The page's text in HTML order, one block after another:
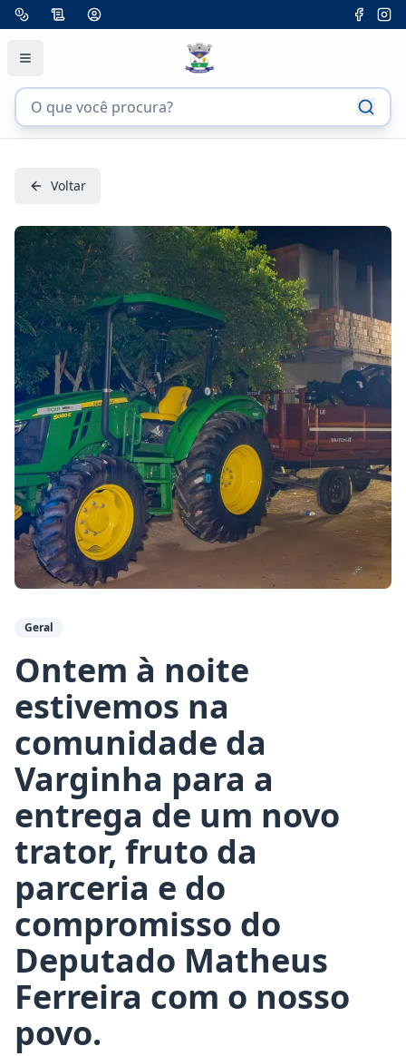
Voltar
Geral
Ontem à noite
estivemos na
comunidade da
Varginha para a
entrega de um novo
trator, fruto da
parceria e do
compromisso do
Deputado Matheus
Ferreira com o nosso
povo.